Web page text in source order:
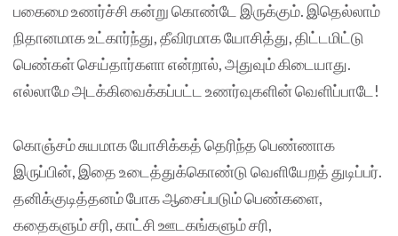
பகைமை உணர்ச்சி கன்று கொண்டே இருக்கும். இதெல்லாம்
நிதானமாக உட்கார்ந்து, தீவிரமாக யோசித்து, திட்டமிட்டு
பெண்கள் செய்தார்களா என்றால், அதுவும் கிடையாது.
எல்லாமே அடக்கிவைக்கப்பட்ட உணர்வுகளின் வெளிப்பாடே!
கொஞ்சம் சுயமாக யோசிக்கத் தெரிந்த பெண்ணாக
இருப்பின், இதை உடைத்துக்கொண்டு வெளியேறத் துடிப்பர்.
தனிக்குடித்தனம் போக ஆசைப்படும் பெண்களை,
கதைகளும் சரி, காட்சி ஊடகங்களும் சரி,